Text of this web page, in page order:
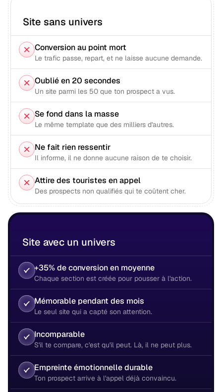
Site sans univers
Conversion au point mort
Le trafic passe, repart, et ne laisse aucune demande.
Oublié en 20 secondes
Un site parmi les 50 que ton prospect a vus.
Se fond dans la masse
Le même template que des milliers d'autres.
Ne fait rien ressentir
Il informe, il ne donne aucune raison de te choisir.
Attire des touristes en appel
Des prospects non qualifiés qui te coûtent cher.
Site avec un univers
+35% de conversion en moyenne
Chaque section est créée pour pousser à l'action.
Mémorable pendant des mois
Le seul site qui a capté son attention.
Incomparable
S'il te compare, c'est qu'il peut. Là, il ne peut plus.
Empreinte émotionnelle durable
Ton prospect arrive à l'appel déjà convaincu.